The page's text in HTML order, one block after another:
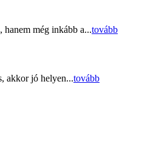
hanem még inkább a...tovább
akkor jó helyen...tovább